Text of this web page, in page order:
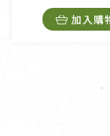
加入購